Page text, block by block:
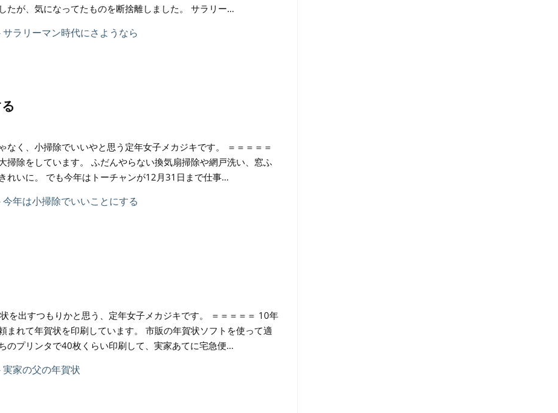
たが、気になってたものを断捨離しました。 サラリー…
なく、小掃除でいいやと思う定年女子メカジキです。 ＝＝＝＝＝
掃除をしています。 ふだんやらない換気扇掃除や網戸洗い、窓ふ
れいに。 でも今年はトーチャンが12月31日まで仕事…
を出すつもりかと思う、定年女子メカジキです。 ＝＝＝＝＝ 10年
まれて年賀状を印刷しています。 市販の年賀状ソフトを使って適
のプリンタで40枚くらい印刷して、実家あてに宅急便…